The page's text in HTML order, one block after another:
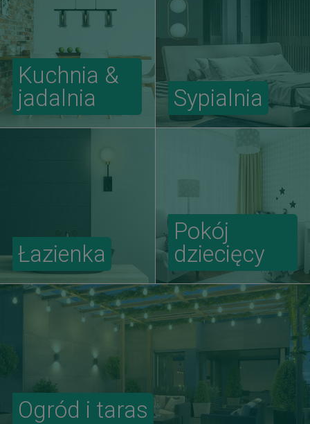
Kuchnia &
jadalnia
Sypialnia
Ogród i taras
Łazienka
Pokój
dziecięcy